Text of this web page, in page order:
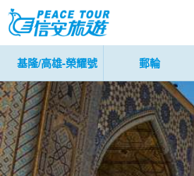
基隆/高雄-榮耀號 郵輪